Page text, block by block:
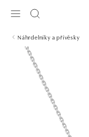
Náhrdelníky a přívěsky